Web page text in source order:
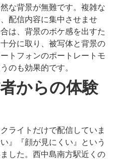
な背景が無難です。複雑な
配信内容に集中させませ
は、背景のボケ感を出すた
分に取り、被写体と背景の
トフォンのポートレートモ
のも効果的です。
からの体験
ライトだけで配信していま
』『顔が見にくい』という
した。西中島南方駅近くの